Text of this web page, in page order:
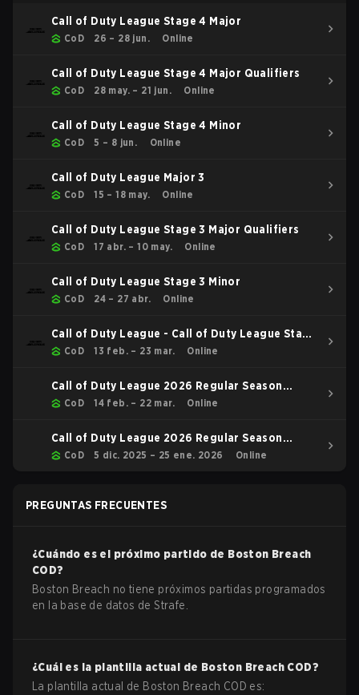
Call of Duty League Stage 4 Major
CoD 26 – 28 jun. Online
Call of Duty League Stage 4 Major Qualifiers
CoD 28 may. – 21 jun. Online
Call of Duty League Stage 4 Minor
CoD 5 – 8 jun. Online
Call of Duty League Major 3
CoD 15 – 18 may. Online
Call of Duty League Stage 3 Major Qualifiers
CoD 17 abr. – 10 may. Online
Call of Duty League Stage 3 Minor
CoD 24 – 27 abr. Online
Call of Duty League - Call of Duty League Stage
2 Major Qualifiers
CoD 13 feb. – 23 mar. Online
Call of Duty League 2026 Regular Season
Stage 2 Qualifiers
CoD 14 feb. – 22 mar. Online
Call of Duty League 2026 Regular Season
Stage 1 Qualifiers
CoD 5 dic. 2025 – 25 ene. 2026 Online
PREGUNTAS FRECUENTES
¿Cuándo es el próximo partido de Boston Breach
COD?
Boston Breach no tiene próximos partidas programados
en la base de datos de Strafe.
¿Cuál es la plantilla actual de Boston Breach COD?
La plantilla actual de Boston Breach COD es: